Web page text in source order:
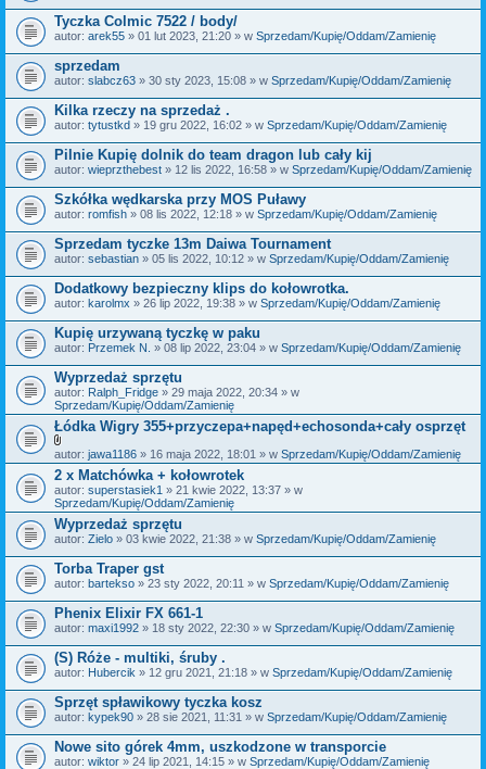
Tyczka Colmic 7522 / body/
autor: arek55 » 01 lut 2023, 21:20 » w Sprzedam/Kupię/Oddam/Zamienię
sprzedam
autor: slabcz63 » 30 sty 2023, 15:08 » w Sprzedam/Kupię/Oddam/Zamienię
Kilka rzeczy na sprzedaż .
autor: tytustkd » 19 gru 2022, 16:02 » w Sprzedam/Kupię/Oddam/Zamienię
Pilnie Kupię dolnik do team dragon lub cały kij
autor: wieprzthebest » 12 lis 2022, 16:58 » w Sprzedam/Kupię/Oddam/Zamienię
Szkółka wędkarska przy MOS Puławy
autor: romfish » 08 lis 2022, 12:18 » w Sprzedam/Kupię/Oddam/Zamienię
Sprzedam tyczke 13m Daiwa Tournament
autor: sebastian » 05 lis 2022, 10:12 » w Sprzedam/Kupię/Oddam/Zamienię
Dodatkowy bezpieczny klips do kołowrotka.
autor: karolmx » 26 lip 2022, 19:38 » w Sprzedam/Kupię/Oddam/Zamienię
Kupię urzywaną tyczkę w paku
autor: Przemek N. » 08 lip 2022, 23:04 » w Sprzedam/Kupię/Oddam/Zamienię
Wyprzedaż sprzętu
autor: Ralph_Fridge » 29 maja 2022, 20:34 » w
Sprzedam/Kupię/Oddam/Zamienię
Łódka Wigry 355+przyczepa+napęd+echosonda+cały osprzęt
Z
a
ą
c
z
n
i
k
i
autor: jawa1186 » 16 maja 2022, 18:01 » w Sprzedam/Kupię/Oddam/Zamienię
2 x Matchówka + kołowrotek
autor: superstasiek1 » 21 kwie 2022, 13:37 » w
Sprzedam/Kupię/Oddam/Zamienię
Wyprzedaż sprzętu
autor: Zielo » 03 kwie 2022, 21:38 » w Sprzedam/Kupię/Oddam/Zamienię
Torba Traper gst
autor: bartekso » 23 sty 2022, 20:11 » w Sprzedam/Kupię/Oddam/Zamienię
Phenix Elixir FX 661-1
autor: maxi1992 » 18 sty 2022, 22:30 » w Sprzedam/Kupię/Oddam/Zamienię
(S) Róże - multiki, śruby .
autor: Hubercik » 12 gru 2021, 21:18 » w Sprzedam/Kupię/Oddam/Zamienię
Sprzęt spławikowy tyczka kosz
autor: kypek90 » 28 sie 2021, 11:31 » w Sprzedam/Kupię/Oddam/Zamienię
Nowe sito górek 4mm, uszkodzone w transporcie
autor: wiktor » 24 lip 2021, 14:15 » w Sprzedam/Kupię/Oddam/Zamienię